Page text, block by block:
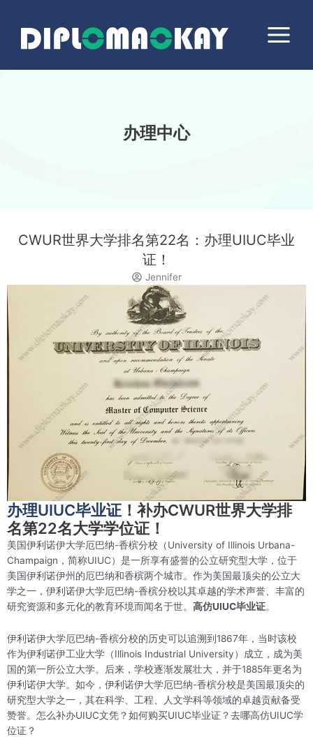
Menu
办理中心
CWUR世界大学排名第22名：办理UIUC毕业
证！
Jennifer
办理UIUC毕业证 ！补办CWUR世界大学排
名第22名大学学位证！
美国伊利诺伊大学厄巴纳-香槟分校（University of Illinois Urbana-
Champaign，简称UIUC）是一所享有盛誉的公立研究型大学，位于
美国伊利诺伊州的厄巴纳和香槟两个城市。作为美国最顶尖的公立大
学之一，伊利诺伊大学厄巴纳-香槟分校以其卓越的学术声誉、丰富的
研究资源和多元化的教育环境而闻名于世。 高仿UIUC毕业证。
伊利诺伊大学厄巴纳-香槟分校的历史可以追溯到1867年，当时该校
作为伊利诺伊工业大学（Illinois Industrial University）成立，成为美
国的第一所公立大学。后来，学校逐渐发展壮大，并于1885年更名为
伊利诺伊大学。如今，伊利诺伊大学厄巴纳-香槟分校是美国最顶尖的
研究型大学之一，其在科学、工程、人文学科等领域的卓越贡献备受
赞誉。怎么补办UIUC文凭？如何购买UIUC毕业证？去哪高仿UIUC学
位证？